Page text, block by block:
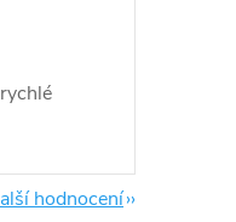
hodnocení